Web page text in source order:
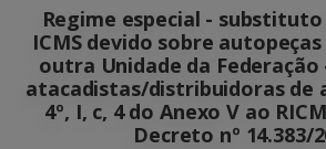
Regime especial -
ICMS devido sobre
outra Unidade da Federação
atacadistas/distribuidoras de
4º, I, c, 4 do Anexo V ao
Decreto nº 14.383/